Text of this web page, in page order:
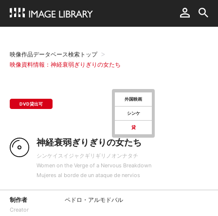
映像作品データベース検索トップ
映像資料情報：神経衰弱ぎりぎりの女たち
DVD貸出可
外国映画
シンケ
貸
神経衰弱ぎりぎりの女たち
シンケイスイジャクギリギリノオンナタチ
Women on the Verge of a Nervous Breakdown
Mujeres al borde de un ataque de nervios
制作者
Creator
ペドロ・アルモドバル